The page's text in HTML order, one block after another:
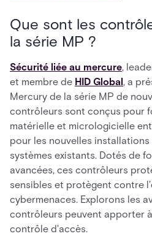
Que sont les
la série MP ?
Sécurité liée au mercure,
et membre de HID Global, a
Mercury de la série MP de
contrôleurs sont conçus pour
matérielle et micrologicielle
pour les nouvelles installations
systèmes existants. Dotés de
avancées, ces contrôleurs
sensibles et protègent contre
cybermenaces. Explorons les
contrôleurs peuvent apporter
contrôle d'accès.